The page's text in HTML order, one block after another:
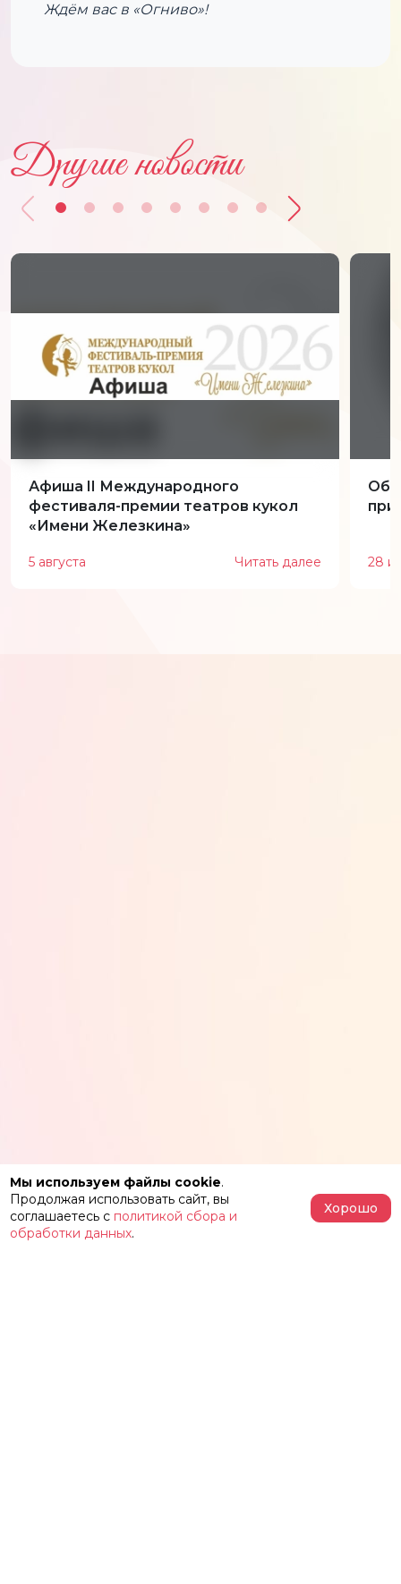
Ждём вас в «Огниво»!
Другие новости
Афиша II Международного
фестиваля-премии театров кукол
«Имени Железкина»
5 августа Читать далее 28
Мы используем файлы cookie.
Продолжая использовать сайт, вы
соглашаетесь с политикой сбора и
обработки данных.
Хорошо